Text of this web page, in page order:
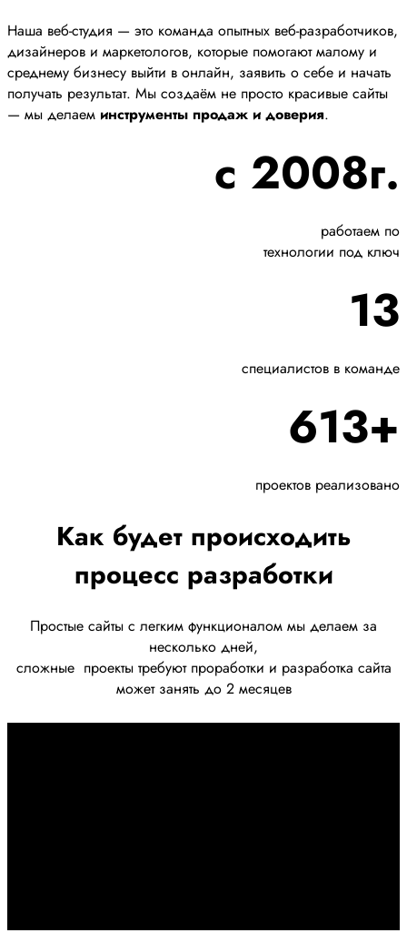
Наша веб-студия — это команда опытных веб-разработчиков,
дизайнеров и маркетологов, которые помогают малому и
среднему бизнесу выйти в онлайн, заявить о себе и начать
получать результат. Мы создаём не просто красивые сайты
— мы делаем инструменты продаж и доверия.
с 2008г.
работаем по
технологии под ключ
13
специалистов в команде
613+
проектов реализовано
Как будет происходить
процесс разработки
Простые сайты с легким функционалом мы делаем за
несколько дней,
сложные проекты требуют проработки и разработка сайта
может занять до 2 месяцев